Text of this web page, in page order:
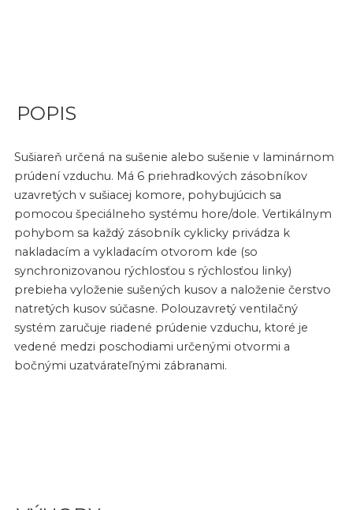
POPIS
Sušiareň určená na sušenie alebo sušenie v laminárnom
prúdení vzduchu. Má 6 priehradkových zásobníkov
uzavretých v sušiacej komore, pohybujúcich sa
pomocou špeciálneho systému hore/dole. Vertikálnym
pohybom sa každý zásobník cyklicky privádza k
nakladacím a vykladacím otvorom kde (so
synchronizovanou rýchlosťou s rýchlosťou linky)
prebieha vyloženie sušených kusov a naloženie čerstvo
natretých kusov súčasne. Polouzavretý ventilačný
systém zaručuje riadené prúdenie vzduchu, ktoré je
vedené medzi poschodiami určenými otvormi a
bočnými uzatvárateľnými zábranami.